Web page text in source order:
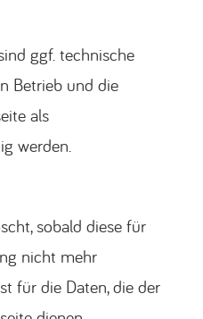
ggf. technische
Betrieb und die
als
werden.
sobald diese für
nicht mehr
für die Daten, die der